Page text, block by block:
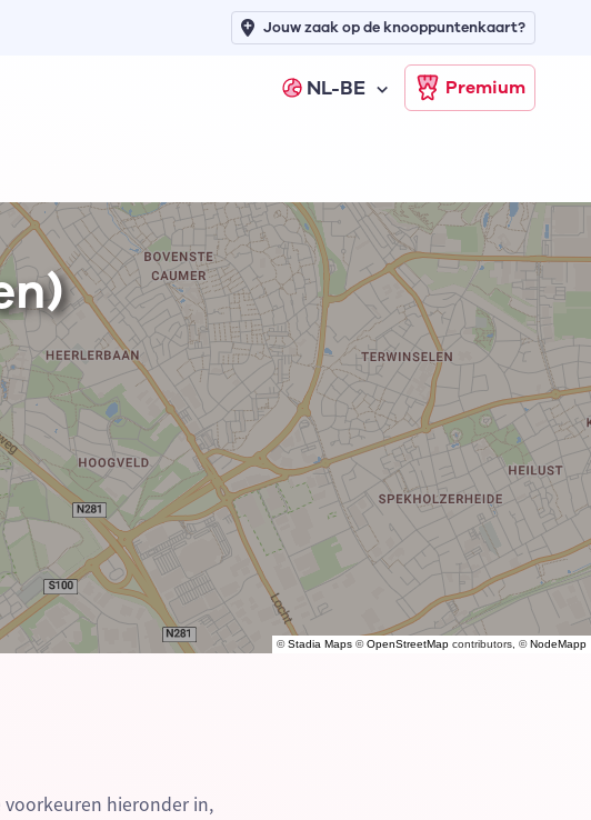
NL-BE Premium
Jouw zaak op de knooppuntenkaart?
©Stadia Maps ©OpenStreetMap contributors, ©NodeMapp
voorkeuren hieronder in,